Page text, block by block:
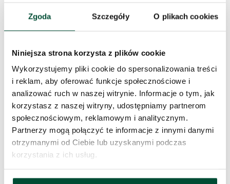
Zgoda Szczegóły O plikach cookies
Niniejsza strona korzysta z plików cookie
Wykorzystujemy pliki cookie do spersonalizowania treści
i reklam, aby oferować funkcje społecznościowe i
analizować ruch w naszej witrynie. Informacje o tym, jak
korzystasz z naszej witryny, udostępniamy partnerom
społecznościowym, reklamowym i analitycznym.
Partnerzy mogą połączyć te informacje z innymi danymi
otrzymanymi od Ciebie lub uzyskanymi podczas
korzystania z ich usług.
Zapytaj o to
mieszkanie
Skorzystaj z formularza i przekaż naszym doradcom prośbę o
kontakt w sprawie tego mieszkania.
Skontaktujemy się w przeciągu 1 dnia roboczego.
Imię i nazwisko